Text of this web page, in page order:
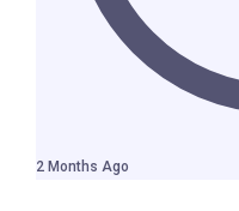
2 Months Ago